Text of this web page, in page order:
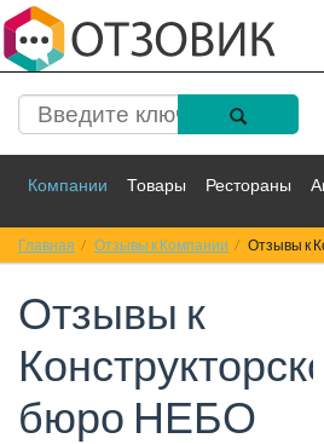
Компании Товары Рестораны
Спорт Фильмы Деньги
Красота Здоровье
Главная Отзывы к Компании Отзывы к
Отзывы к
бюро НЕБО